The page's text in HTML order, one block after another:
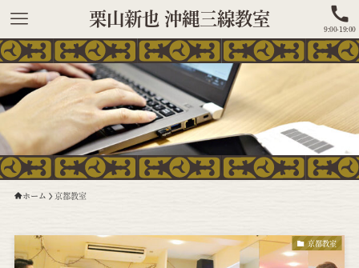
栗山新也 沖縄三線教室
9:00-19:00
ホーム 京都教室
京都教室